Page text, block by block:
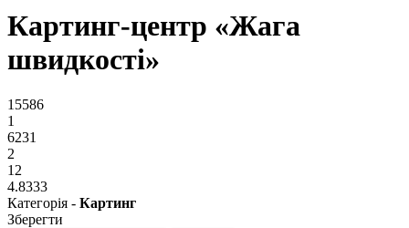
Картинг-центр «Жага
швидкості»
15586
1
6231
2
12
4.8333
Категорія - Картинг
Зберегти